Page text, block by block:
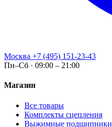
Москва +7 (495) 151-23-43
Пн–Сб · 09:00 – 21:00
Магазин
Все товары
Комплекты сцепления
Выжимные подшипники